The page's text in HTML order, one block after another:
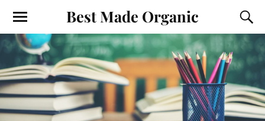
Best Made Organic